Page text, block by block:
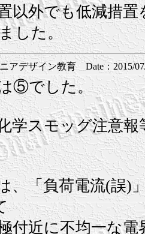
以外でも低減措置
した。
デザイン教育 Date：2015/07/
⑤でした。
学スモッグ注意報
、「負荷電流(誤)
付近に不均一な